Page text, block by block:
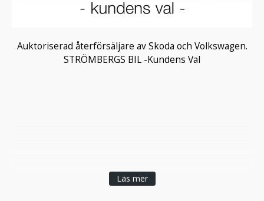
Auktoriserad återförsäljare av Skoda och Volkswagen.
STRÖMBERGS BIL -Kundens Val
Läs mer